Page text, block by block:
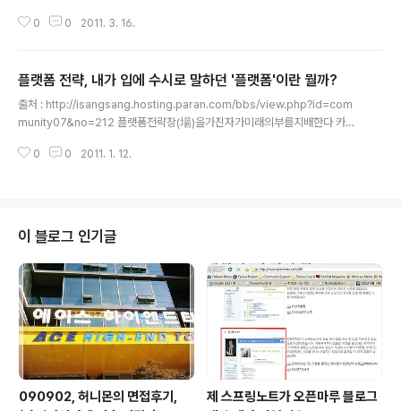
상품에 신경을 쓰고 있는 것을 확인하실 수 있을 겁니다. ^
r 2008급 사용자만 설치할 수 있습니다. Windows XP
사용자는 안됩니다. Windows XP 사용자가 훨씬 많은
데...말이죠. 뭐 나름의 속사정이 있겠지만, 웹환경 개선을
이트에서 지원하고 있음)보다 조금 거북스러운 것은 사실
0 0 2011. 3. 16.
플랫폼 전략, 내가 입에 수시로 말하던 '플랫폼'이란 뭘까?
출처 : http://isangsang.hosting.paran.com/bbs/view.php?id=com
munity07&no=212 플랫폼전략장(場)을가진자가미래의부를지배한다 카테
11년) 상세보기 성공하는 플랫폼 구축을 위한 전략은 다음의 9가지 단계로 구성
과 어떤 그룹을 연결하는 플랫폼을 만들 것인가에 대해 검토해야 한다. 어떤 점
을 특징으로 내세울 것인가는 매우 중요하다. 3단계는 플랫폼..
0 0 2011. 1. 12.
이 블로그 인기글
090902, 허니몬의 면접후기,
제 스프링노트가 오픈마루 블로그